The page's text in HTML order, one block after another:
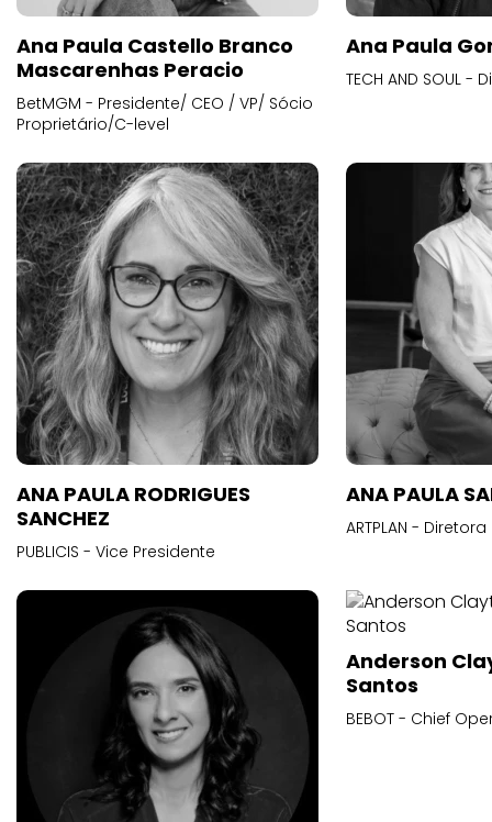
Ana Paula Castello Branco
Mascarenhas Peracio
BetMGM - Presidente/ CEO / VP/ Sócio
Proprietário/C-level
Ana Paula
TECH AND SOUL
ANA PAULA RODRIGUES
SANCHEZ
PUBLICIS - Vice Presidente
ANA PAULA
ARTPLAN -
Anderson
Santos
BEBOT - Chief